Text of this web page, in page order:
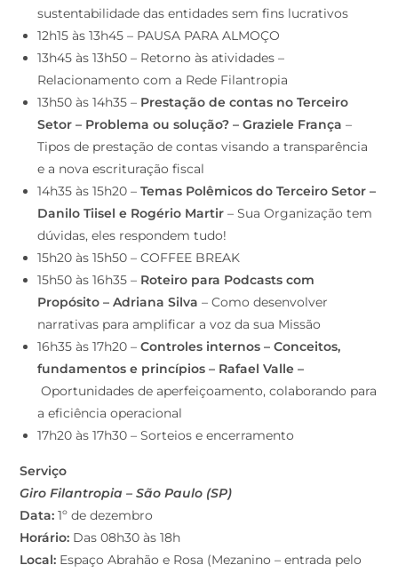
sustentabilidade das entidades sem fins lucrativos
12h15 às 13h45 – PAUSA PARA ALMOÇO
13h45 às 13h50 – Retorno às atividades –
Relacionamento com a Rede Filantropia
13h50 às 14h35 – Prestação de contas no Terceiro
Setor – Problema ou solução? – Graziele França –
Tipos de prestação de contas visando a transparência
e a nova escrituração fiscal
14h35 às 15h20 –Temas Polêmicos do Terceiro Setor –
Danilo Tiisel e Rogério Martir– Sua Organização tem
dúvidas, eles respondem tudo!
15h20 às 15h50 – COFFEE BREAK
15h50 às 16h35 – Roteiro para Podcasts com
Propósito – Adriana Silva– Como desenvolver
narrativas para amplificar a voz da sua Missão
16h35 às 17h20 –Controles internos – Conceitos,
fundamentos e princípios – Rafael Valle –
Oportunidades de aperfeiçoamento, colaborando para
a eficiência operacional
17h20 às 17h30 – Sorteios e encerramento
Serviço
Giro Filantropia – São Paulo (SP)
Data:1º de dezembro
Horário: Das 08h30 às 18h
Local: Espaço Abrahão e Rosa (Mezanino – entrada pelo